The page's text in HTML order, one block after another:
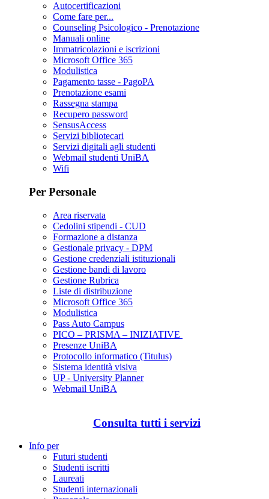
Autocertificazioni
Come fare per...
Counseling Psicologico - Prenotazione
Manuali online
Immatricolazioni e iscrizioni
Microsoft Office 365
Modulistica
Pagamento tasse - PagoPA
Prenotazione esami
Rassegna stampa
Recupero password
SensusAccess
Servizi bibliotecari
Servizi digitali agli studenti
Webmail studenti UniBA
Wifi
Per Personale
Area riservata
Cedolini stipendi - CUD
Formazione a distanza
Gestionale privacy - DPM
Gestione credenziali istituzionali
Gestione bandi di lavoro
Gestione Rubrica
Liste di distribuzione
Microsoft Office 365
Modulistica
Pass Auto Campus
PICO – PRISMA – INIZIATIVE
Presenze UniBA
Protocollo informatico (Titulus)
Sistema identità visiva
UP - University Planner
Webmail UniBA
Consulta tutti i servizi
Info per
Futuri studenti
Studenti iscritti
Laureati
Studenti internazionali